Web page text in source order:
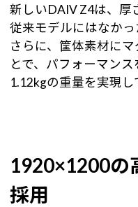
新しいDAIV Z4は、厚
従来モデルにはなかっ
さらに、筐体素材に
とで、パフォーマン
1.12kgの重量を実現し
1920×1200の
採用